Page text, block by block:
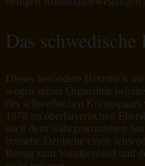
Das
Dieses besondere Herzstück
wegen seiner Orginalität
des schwedischen
1978 im oberbayerischen
nach dem wahrgewordenen
brünette Deutsche einen
Bezug zum Voralpenland und